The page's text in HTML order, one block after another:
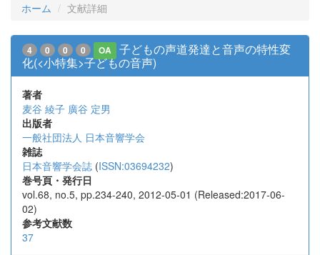
ホーム 文献詳細
4 0 0 0 OA
子どもの声道発達と音声の特性変
化(<小特集>子どもの音声)
著者
麦谷 綾子 廣谷 定男
出版者
一般社団法人 日本音響学会
雑誌
日本音響学会誌 (ISSN:03694232)
巻号頁・発行日
vol.68, no.5, pp.234-240, 2012-05-01 (Released:2017-06-
02)
参考文献数
37